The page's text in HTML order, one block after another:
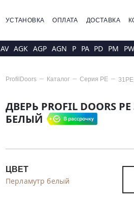
УСТАНОВКА ОПЛАТА ДОСТАВКА
AV AGK AGP AGN P PA PD PM PW
ProfilDoors Каталог Серия PE
ДВЕРЬ PROFIL DOORS
БЕЛЫЙ
ЦВЕТ
Перламутр белый